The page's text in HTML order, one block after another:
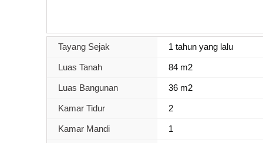
Tayang Sejak 1 tahun yang lalu
Luas Tanah 84 m2
Luas Bangunan 36 m2
Kamar Tidur 2
Kamar Mandi 1